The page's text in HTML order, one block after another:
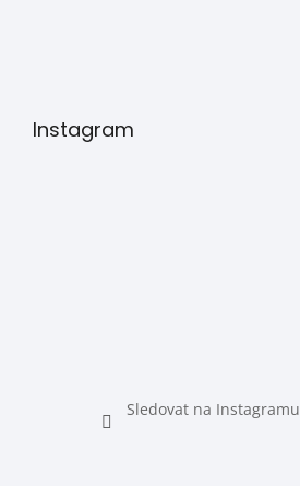
Instagram
Sledovat na Instagramu